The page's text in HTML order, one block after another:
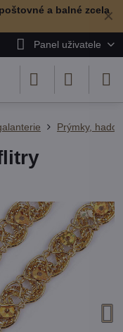
✕
a balné zcela
Panel uživatele
Prýmky,